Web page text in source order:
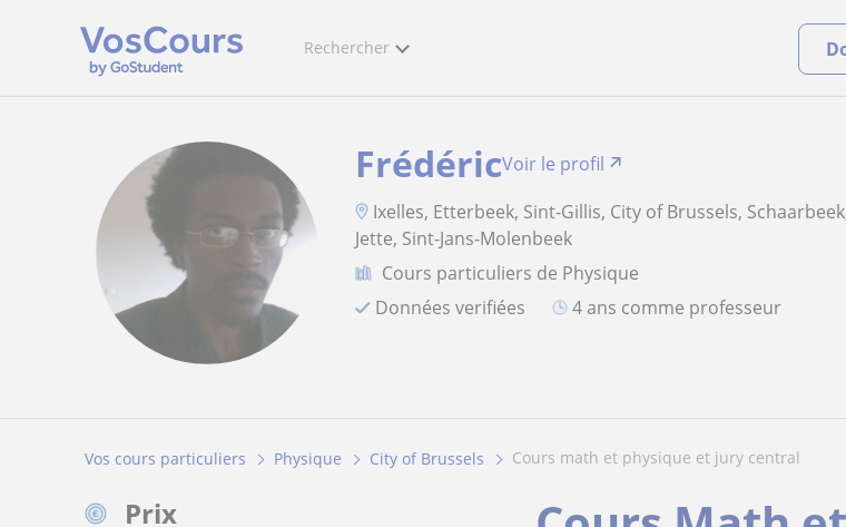
Rechercher
FrédéricVoir le profil
Ixelles, Etterbeek, Sint-Gillis, City of Brussels,
Jette, Sint-Jans-Molenbeek
Cours particuliers de Physique
Données verifiées
4 ans comme professeur
Vos cours particuliers Physique City of Brussels cours math et physique et jury central
Prix